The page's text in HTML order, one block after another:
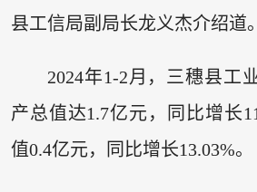
县工信局副局长龙义杰介绍道。
2024年1-2月，三穗县工
产总值达1.7亿元，同比增长
值0.4亿元，同比增长13.03%。